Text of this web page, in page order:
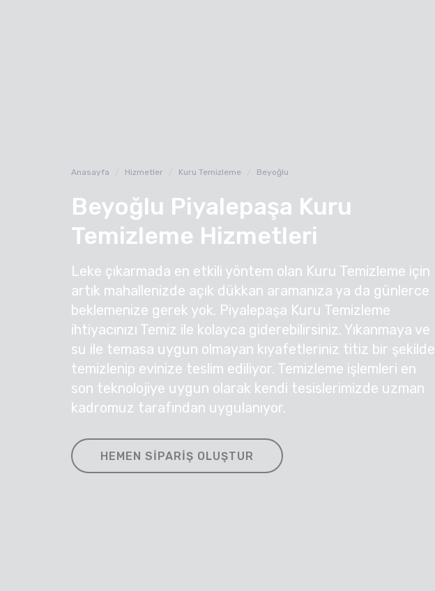
Anasayfa Hizmetler Kuru Temizleme Beyoğlu
Beyoğlu Piyalepaşa Kuru
Temizleme Hizmetleri
Leke çıkarmada en etkili yöntem olan Kuru Temizleme için
artık mahallenizde açık dükkan aramanıza ya da günlerce
beklemenize gerek yok. Piyalepaşa Kuru Temizleme
ihtiyacınızı Temiz ile kolayca giderebilirsiniz. Yıkanmaya ve
su ile temasa uygun olmayan kıyafetleriniz titiz bir şekilde
temizlenip evinize teslim ediliyor. Temizleme işlemleri en
son teknolojiye uygun olarak kendi tesislerimizde uzman
kadromuz tarafından uygulanıyor.
HEMEN SIPARIŞ OLUŞTUR